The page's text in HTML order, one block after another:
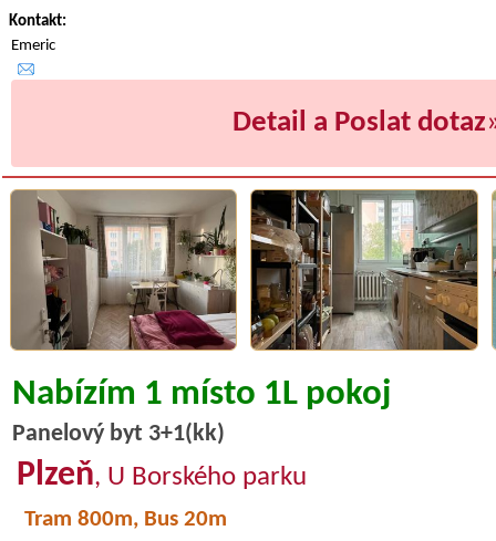
Kontakt:
Emeric
Detail a Poslat dotaz
Nabízím 1 místo 1L pokoj
Panelový byt 3+1(kk)
Plzeň, U Borského parku
Tram 800m, Bus 20m